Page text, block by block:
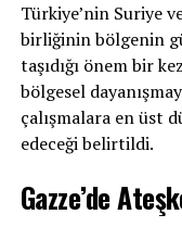
Türkiye’nin Suriye
birliğinin bölgenin
taşıdığı önem bir
bölgesel
çalışmalara en üst
edeceği belirtildi.
Gazze’de